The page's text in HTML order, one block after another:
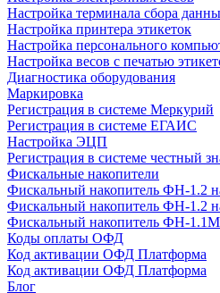
Настройка терминала сбора
Настройка принтера этикеток
Настройка персонального
Настройка весов с печатью
Диагностика оборудования
Маркировка
Регистрация в системе Меркурий
Регистрация в системе ЕГАИС
Настройка ЭЦП
Регистрация в системе честный
Фискальные накопители
Фискальный накопитель ФН-1.2
Фискальный накопитель ФН-1.2
Фискальный накопитель ФН-1.1М
Коды оплаты ОФД
Код активации ОФД Платформа
Код активации ОФД Платформа
Блог